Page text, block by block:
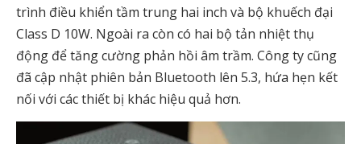
trình điều khiển tầm trung hai inch và bộ khuếch đại
Class D 10W. Ngoài ra còn có hai bộ tản nhiệt thụ
động để tăng cường phản hồi âm trầm. Công ty cũng
đã cập nhật phiên bản Bluetooth lên 5.3, hứa hẹn kết
nối với các thiết bị khác hiệu quả hơn.